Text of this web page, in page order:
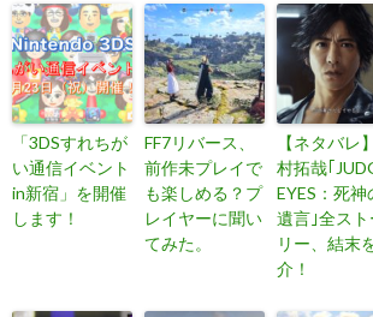
「3DSすれちが
い通信イベント
in新宿」を開催
します！
FF7リバース、
前作未プレイで
も楽しめる？プ
レイヤーに聞い
てみた。
【ネタバレ
村拓哉｢
EYES：死神
遺言｣全スト
リー、結末
介！